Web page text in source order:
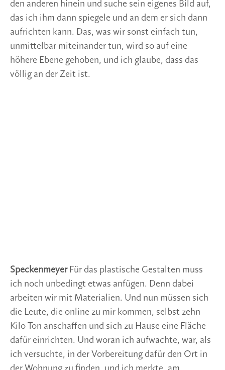
den anderen hinein und suche sein eigenes Bild auf,
das ich ihm dann spiegele und an dem er sich dann
aufrichten kann. Das, was wir sonst einfach tun,
unmittelbar miteinander tun, wird so auf eine
höhere Ebene gehoben, und ich glaube, dass das
völlig an der Zeit ist.
SpeckenmeyerFür das plastische Gestalten muss
ich noch unbedingt etwas anfügen. Denn dabei
arbeiten wir mit Materialien. Und nun müssen sich
die Leute, die online zu mir kommen, selbst zehn
Kilo Ton anschaffen und sich zu Hause eine Fläche
dafür einrichten. Und woran ich aufwachte, war, als
ich versuchte, in der Vorbereitung dafür den Ort in